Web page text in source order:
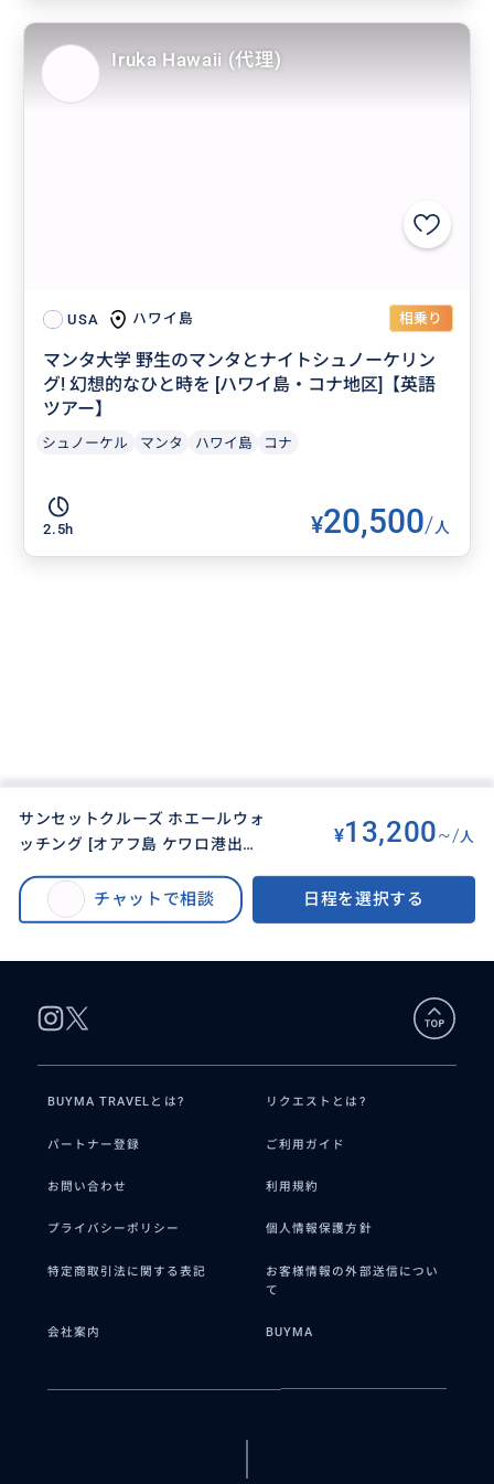
USA ハワイ島 相乗り
マンタ大学 野生のマンタとナイトシュノーケリン
グ! 幻想的なひと時を [ハワイ島・コナ地区]【英語
ツアー】
シュノーケル マンタ ハワイ島 コナ
2.5h ¥20,500/人
Iruka Hawaii (代理)
サンセットクルーズ ホエールウォ
ッチング [オアフ島 ケワロ港出発]
語ツアー】
¥13,200~/ 人
チャットで相談 日程を選択する
大迫力のクジラを探しに行こう! ハワイの美しい夕日を眺めながら優雅にクル
ーズ♪サンセットクルーズ ホエールウォッチング [オアフ島 ケワロ港出発] ★
12月〜3月限定★【送迎なし/英語ツアー】
BUYMA TRAVELとは? リクエストとは?
パートナー登録 ご利用ガイド
お問い合わせ 利用規約
プライバシーポリシー 個人情報保護方針
特定商取引法に関する表記
お客様情報の外部送信につい
て
会社案内 BUYMA